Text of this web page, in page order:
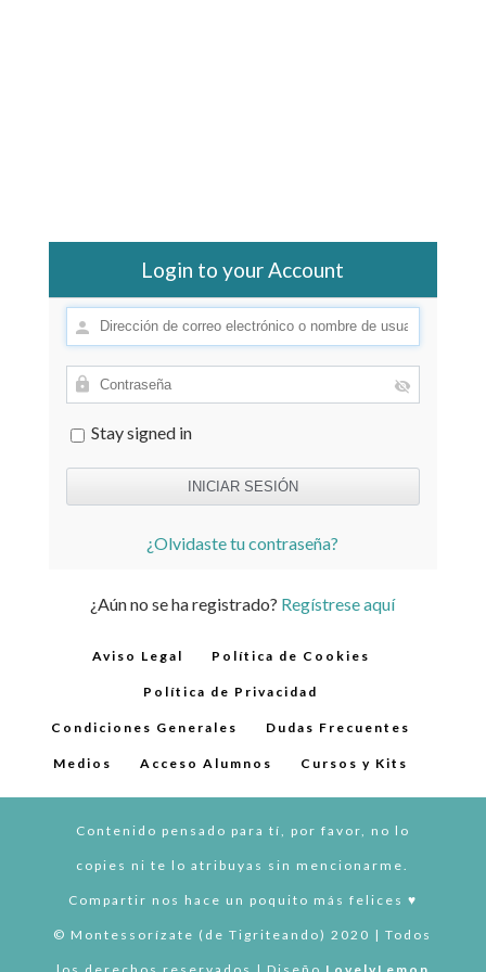
Login to your Account
Stay signed in
¿Olvidaste tu contraseña?
¿Aún no se ha registrado? Regístrese aquí
Aviso Legal Política de Cookies
Política de Privacidad
Condiciones Generales Dudas Frecuentes
Medios Acceso Alumnos Cursos y Kits
Contenido pensado para tí, por favor, no lo
copies ni te lo atribuyas sin mencionarme.
Compartir nos hace un poquito más felices ♥︎
© Montessorízate (de Tigriteando) 2020 | Todos